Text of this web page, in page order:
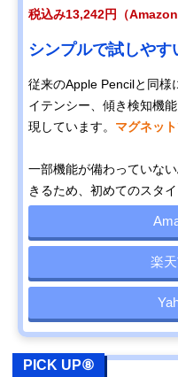
税込み13,242円（Amazon
シンプルで試しやす
従来のApple Pencilと同様
イテンシー、傾き検知機
現しています。 マグネッ
一部機能が備わっていな
きるため、初めてのスタ
楽
PICK UP⑧